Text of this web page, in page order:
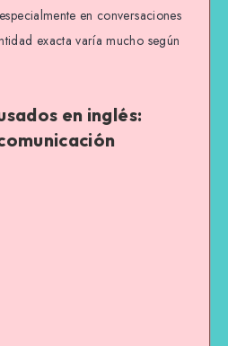
en conversaciones
exacta varía mucho según
en inglés: